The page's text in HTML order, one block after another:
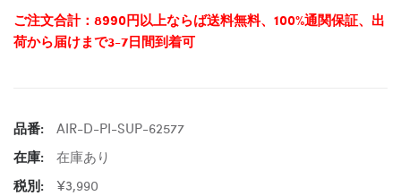
ご注文合計：8990円以上ならば送料無料、100%通関保証、出
荷から届けまで3-7日間到着可
品番:
AIR-D-PI-SUP-62577
在庫:
在庫あり
税別:
¥3,990